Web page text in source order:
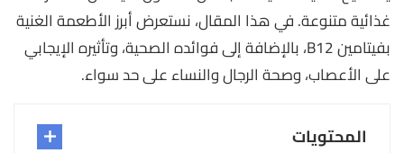
غذائية متنوعة. في هذا المقال، نستعرض أبرز الأطعمة الغنية
بفيتامين B12، بالإضافة إلى فوائده الصحية، وتأثيره الإيجابي
على الأعصاب، وصحة الرجال والنساء على حد سواء.
المحتويات